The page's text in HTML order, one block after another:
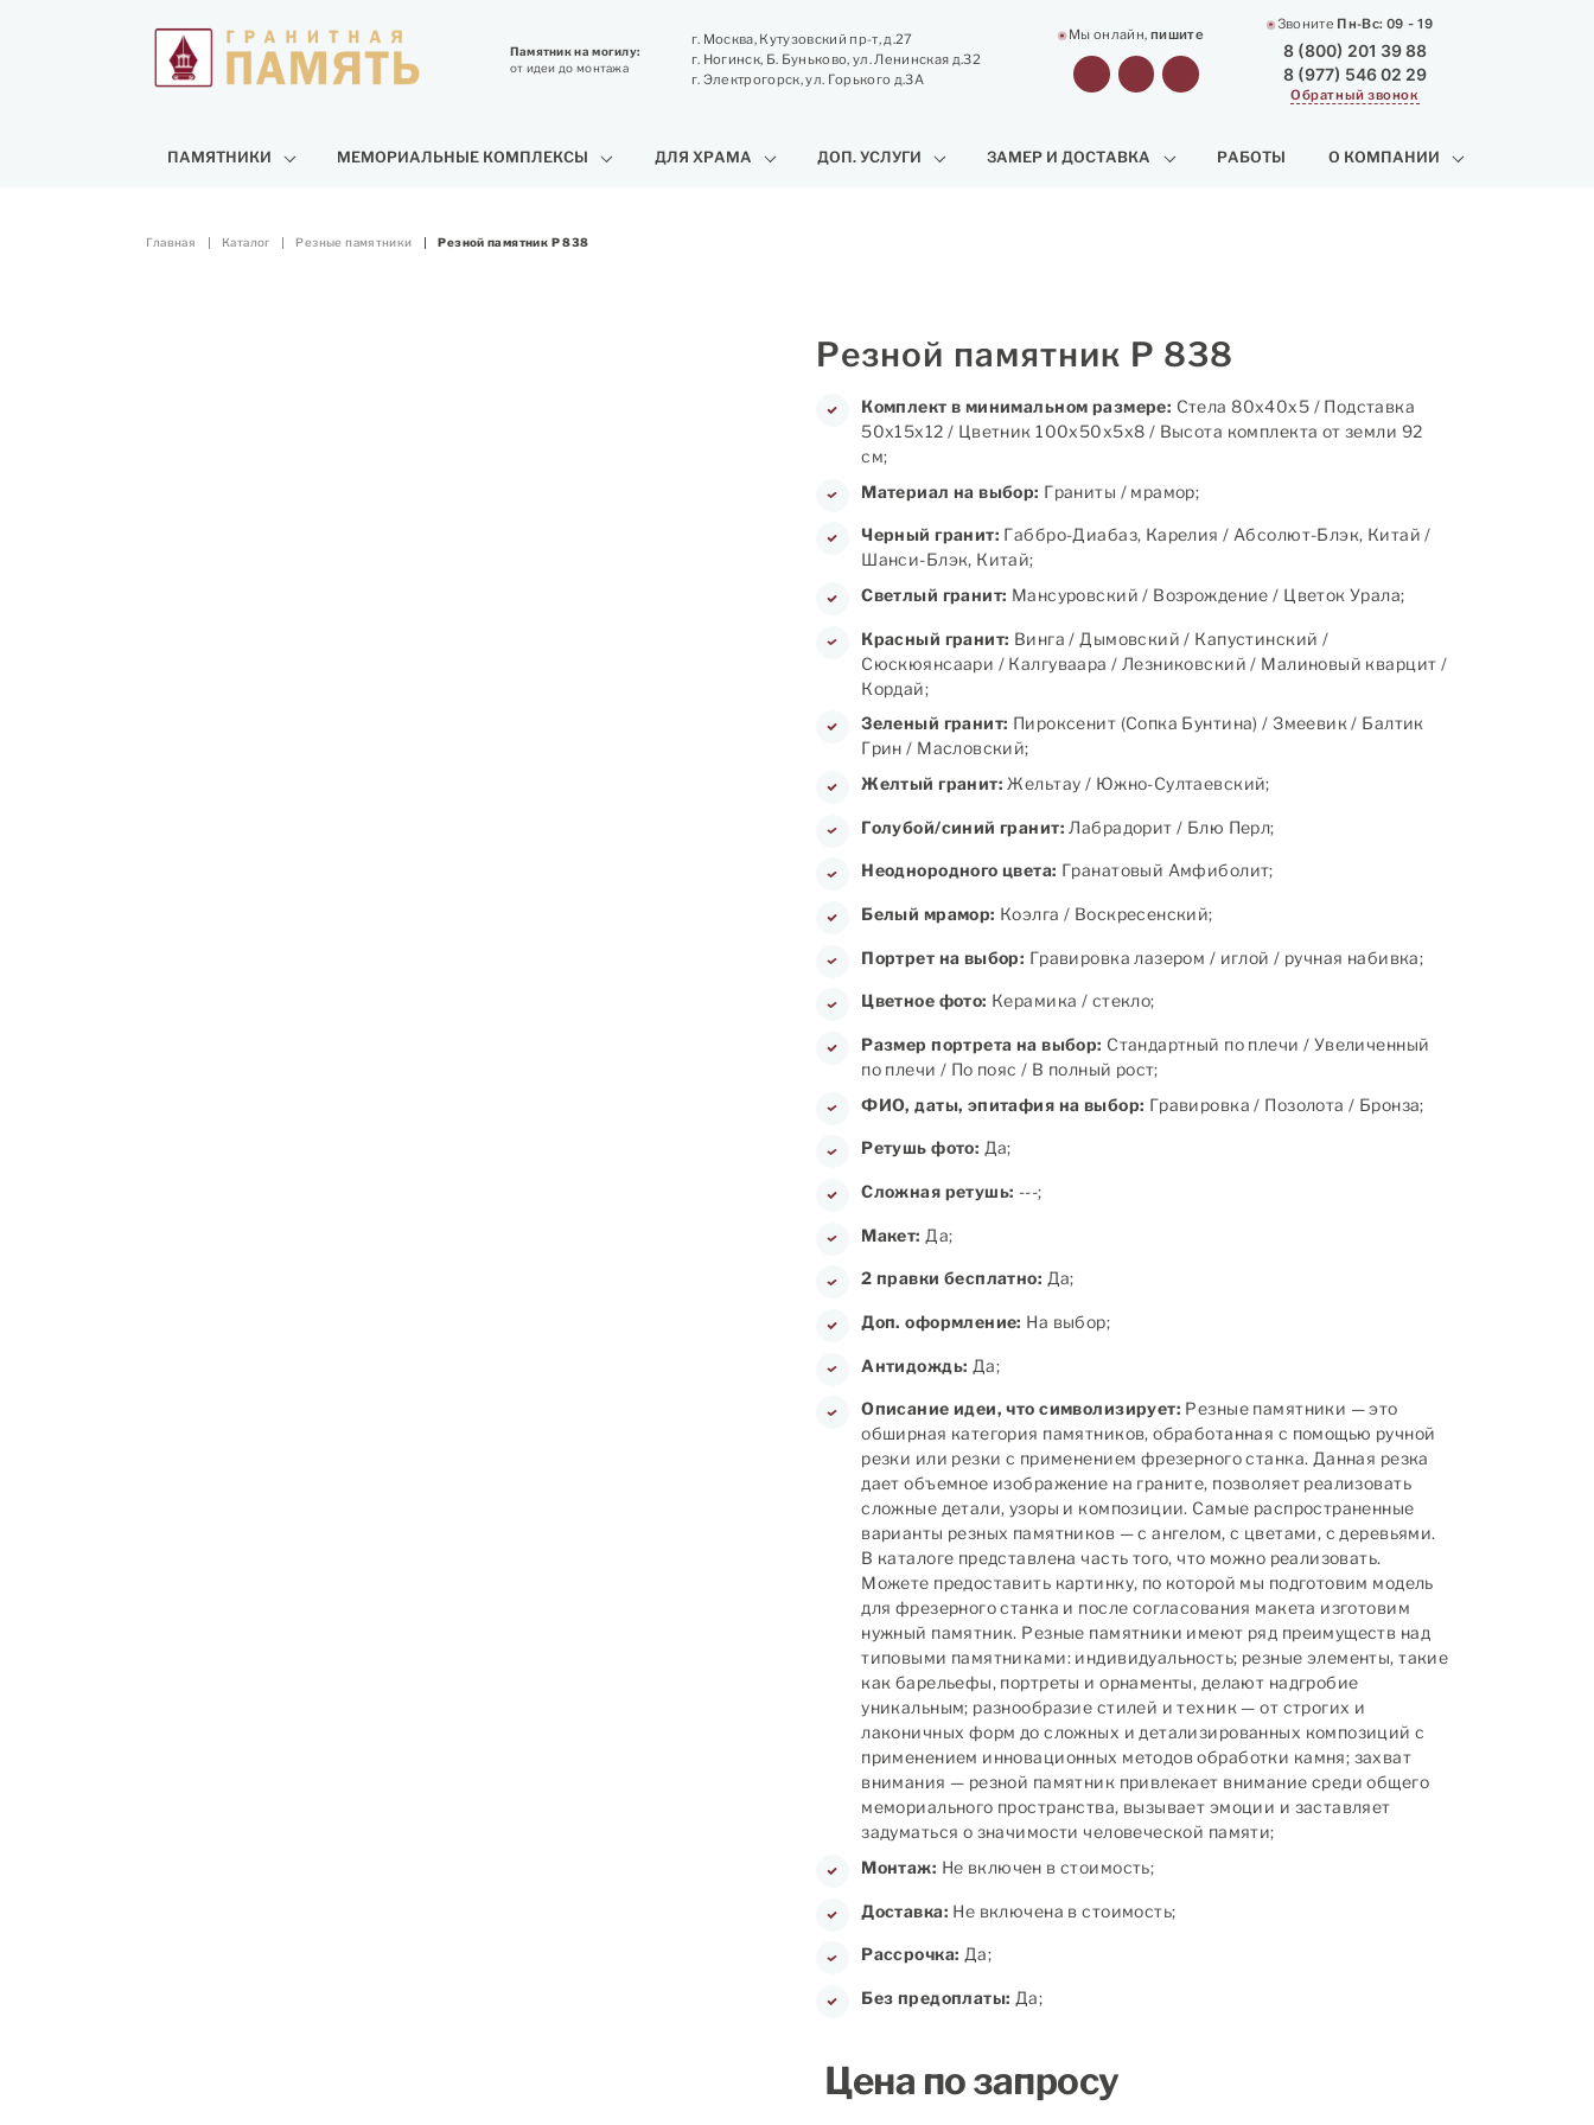
Памятник на могилу:
от идеи до монтажа
г. Москва, Кутузовский пр-т, д.27
г. Ногинск, Б. Буньково, ул. Ленинская д.32
г. Электрогорск, ул. Горького д.3А
Мы онлайн, пишите
Звоните Пн-Вс: 09 - 19
8 (800) 201 39 88
8 (977) 546 02 29
Обратный звонок
ПАМЯТНИКИ МЕМОРИАЛЬНЫЕ КОМПЛЕКСЫ ДЛЯ ХРАМА ДОП. УСЛУГИ ЗАМЕР И ДОСТАВКА РАБОТЫ О КОМПАНИИ
Главная Каталог Резные памятники Резной памятник Р 838
Резной памятник Р 838
Комплект в минимальном размере: Стела 80х40х5 / Подставка
50х15х12 / Цветник 100х50х5х8 / Высота комплекта от земли 92
см;
Материал на выбор: Граниты / мрамор;
Черный гранит: Габбро-Диабаз, Карелия / Абсолют-Блэк, Китай /
Шанси-Блэк, Китай;
Светлый гранит: Мансуровский / Возрождение / Цветок Урала;
Красный гранит: Винга / Дымовский / Капустинский /
Сюскюянсаари / Калгуваара / Лезниковский / Малиновый кварцит /
Кордай;
Зеленый гранит: Пироксенит (Сопка Бунтина) / Змеевик / Балтик
Грин / Масловский;
Желтый гранит: Жельтау / Южно-Султаевский;
Голубой/синий гранит: Лабрадорит / Блю Перл;
Неоднородного цвета: Гранатовый Амфиболит;
Белый мрамор: Коэлга / Воскресенский;
Портрет на выбор: Гравировка лазером / иглой / ручная набивка;
Цветное фото: Керамика / стекло;
Размер портрета на выбор: Стандартный по плечи / Увеличенный
по плечи / По пояс / В полный рост;
ФИО, даты, эпитафия на выбор: Гравировка / Позолота / Бронза;
Ретушь фото: Да;
Сложная ретушь: ---;
Макет: Да;
2 правки бесплатно: Да;
Доп. оформление: На выбор;
Антидождь: Да;
Описание идеи, что символизирует: Резные памятники — это
обширная категория памятников, обработанная с помощью ручной
резки или резки с применением фрезерного станка. Данная резка
дает объемное изображение на граните, позволяет реализовать
сложные детали, узоры и композиции. Самые распространенные
варианты резных памятников — с ангелом, с цветами, с деревьями.
В каталоге представлена часть того, что можно реализовать.
Можете предоставить картинку, по которой мы подготовим модель
для фрезерного станка и после согласования макета изготовим
нужный памятник. Резные памятники имеют ряд преимуществ над
типовыми памятниками: индивидуальность; резные элементы, такие
как барельефы, портреты и орнаменты, делают надгробие
уникальным; разнообразие стилей и техник — от строгих и
лаконичных форм до сложных и детализированных композиций с
применением инновационных методов обработки камня; захват
внимания — резной памятник привлекает внимание среди общего
мемориального пространства, вызывает эмоции и заставляет
задуматься о значимости человеческой памяти;
Монтаж: Не включен в стоимость;
Доставка: Не включена в стоимость;
Рассрочка: Да;
Без предоплаты: Да;
Цена по запросу